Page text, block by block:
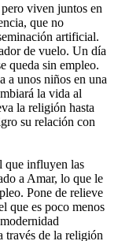
viven juntos en
que no
artificial.
de vuelo. Un día
queda sin empleo.
a unos niños en una
la vida al
la religión hasta
su relación con
que influyen las
a Amar, lo que le
Pone de relieve
que es poco menos
través de la religión